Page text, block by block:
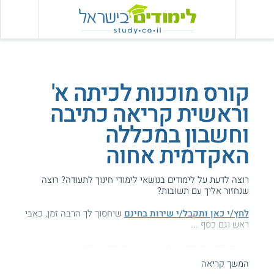
קורס מוכנות לכיתה א'
וראשית קריאה כתיבה
וחשבון במכללה
האקדמית אחוה
רוצה לדעת על לימודים בנושאי לימודי חינוך לתעודה? רוצה
שנחזור אליך עם תשובות?
לחץ/י כאן ותקבל/י שירות בחינם שיחסוך לך הרבה זמן, כאבי
ראש וגם כסף ...
המשך קריאה